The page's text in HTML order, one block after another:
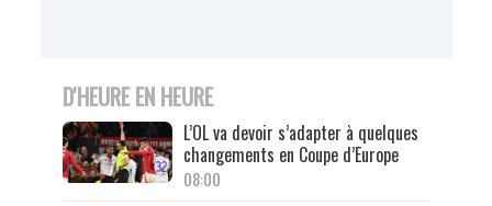
D'HEURE EN HEURE
L’OL va devoir s’adapter à quelques
changements en Coupe d’Europe
08:00